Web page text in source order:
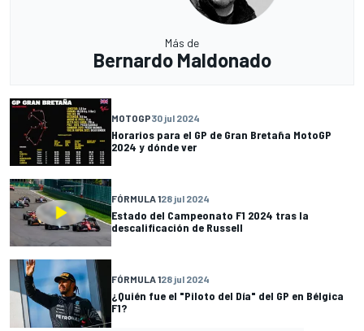
Más de
Bernardo Maldonado
MOTOGP30 jul 2024
Horarios para el GP de Gran Bretaña MotoGP
2024 y dónde ver
FÓRMULA 128 jul 2024
Estado del Campeonato F1 2024 tras la
descalificación de Russell
FÓRMULA 128 jul 2024
¿Quién fue el "Piloto del Día" del GP en Bélgica
F1?